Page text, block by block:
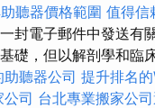
聽器價格範圍 值得信
封電子郵件中發送有
礎，但以解剖學和臨
聽器公司 提升排名
司 台北專業搬家公